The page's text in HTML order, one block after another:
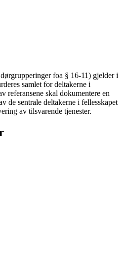
foa § 16-11) gjelder i
samlet for deltakerne i
referansene skal dokumentere en
de sentrale deltakerne i fellesskapet
av tilsvarende tjenester.